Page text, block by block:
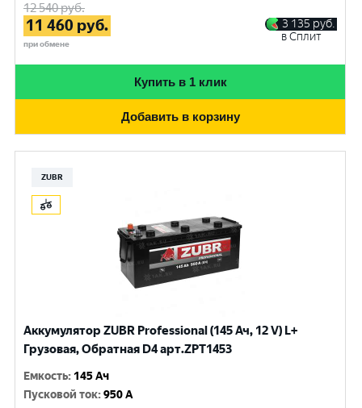
12 540руб.
11 460 руб.
при обмене
3 135 руб.
в Сплит
Купить в 1 клик
Добавить в корзину
ZUBR
Аккумулятор ZUBR Professional (145 Ач, 12 V) L+
Грузовая, Обратная D4 арт.ZPT1453
Емкость: 145 Ач
Пусковой ток:950 A